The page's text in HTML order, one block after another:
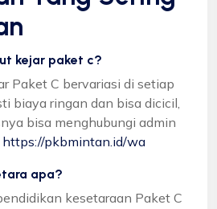
kejar paket c?
Paket C bervariasi di setiap
biaya ringan dan bisa dicicil,
bisa menghubungi admin
https://pkbmintan.id/wa
apa?
kesetaraan Paket C